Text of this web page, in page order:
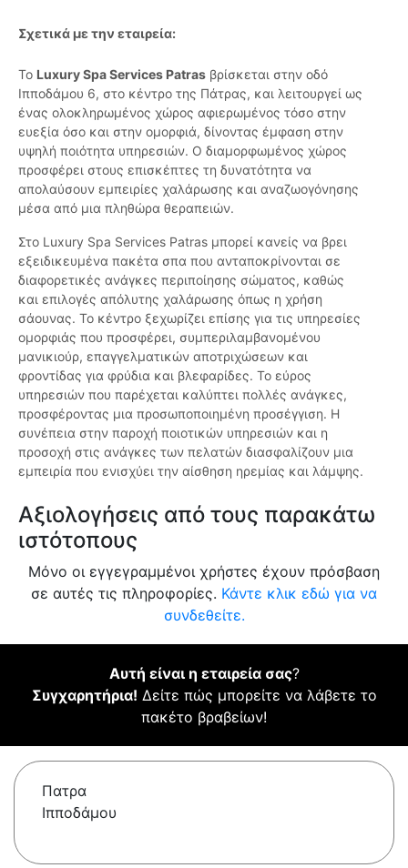
Σχετικά με την εταιρεία:
Το Luxury Spa Services Patras βρίσκεται στην οδό
Ιπποδάμου 6, στο κέντρο της Πάτρας, και λειτουργεί ως
ένας ολοκληρωμένος χώρος αφιερωμένος τόσο στην
ευεξία όσο και στην ομορφιά, δίνοντας έμφαση στην
υψηλή ποιότητα υπηρεσιών. Ο διαμορφωμένος χώρος
προσφέρει στους επισκέπτες τη δυνατότητα να
απολαύσουν εμπειρίες χαλάρωσης και αναζωογόνησης
μέσα από μια πληθώρα θεραπειών.
Στο Luxury Spa Services Patras μπορεί κανείς να βρει
εξειδικευμένα πακέτα σπα που ανταποκρίνονται σε
διαφορετικές ανάγκες περιποίησης σώματος, καθώς
και επιλογές απόλυτης χαλάρωσης όπως η χρήση
σάουνας. Το κέντρο ξεχωρίζει επίσης για τις υπηρεσίες
ομορφιάς που προσφέρει, συμπεριλαμβανομένου
μανικιούρ, επαγγελματικών αποτριχώσεων και
φροντίδας για φρύδια και βλεφαρίδες. Το εύρος
υπηρεσιών που παρέχεται καλύπτει πολλές ανάγκες,
προσφέροντας μια προσωποποιημένη προσέγγιση. Η
συνέπεια στην παροχή ποιοτικών υπηρεσιών και η
προσοχή στις ανάγκες των πελατών διασφαλίζουν μια
εμπειρία που ενισχύει την αίσθηση ηρεμίας και λάμψης.
Αξιολογήσεις από τους παρακάτω
ιστότοπους
Μόνο οι εγγεγραμμένοι χρήστες έχουν πρόσβαση
σε αυτές τις πληροφορίες. Κάντε κλικ εδώ για να
συνδεθείτε.
Αυτή είναι η εταιρεία σας?
Συγχαρητήρια! Δείτε πώς μπορείτε να λάβετε το
πακέτο βραβείων!
Πατρα
Ιπποδάμου